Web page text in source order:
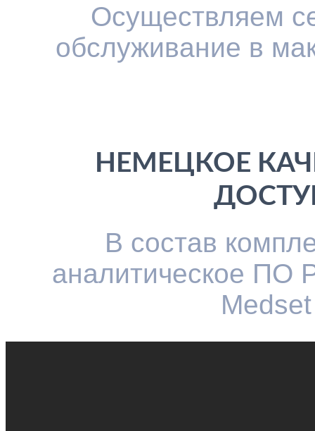
Осуществляем
обслуживание в
НЕМЕЦКОЕ
В состав
аналитическое ПО